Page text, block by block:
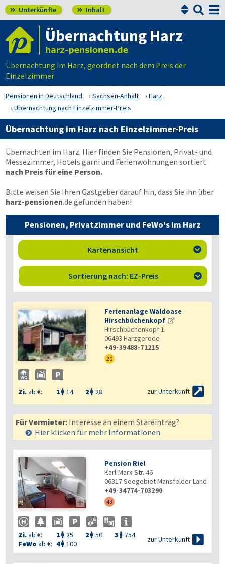
 Unterkünfte  Inhalt 

Übernachtung Harz
Übernachtung im Harz, geordnet nach dem Preis der
Einzelzimmer
Pensionen in Deutschland Sachsen-Anhalt
Harz
Übernachtung nach Einzelzimmer-Preis
Übernachtung im Harz nach Einzelzimmer-Preis
Übernachten im Harz. Hier finden Sie Pensionen, Privat- und
Messezimmer, Hotels garni und Ferienwohnungen sortiert
nach Preis für eine Person.
Bitte weisen Sie Ihren Gastgeber darauf hin, dass Sie ihn über
harz-pensionen.de gefunden haben!
Pensionen, Privatzimmer und FeWo's im Harz
Kartenansicht 
Sortierung nach: EZ-Preis 

Ferienanlage Waldoase
Hirschbüchenkopf
Hirschbüchenkopf 1
06493 Harzgerode
+49-39488-71215
20
Zi.ab €: 1  14 2  28 zur Unterkunft 
Für Vermieter: Interesse an einem Stareintrag?
Hier klicken für mehr Informationen

Pension Riel
Karl-Marx-Str. 46
06317Seegebiet Mansfelder Land
+49-34774-703290
43
Zi.ab €: 1  25 2  50 3  754
FeWo ab €: 4 100
zur Unterkunft 